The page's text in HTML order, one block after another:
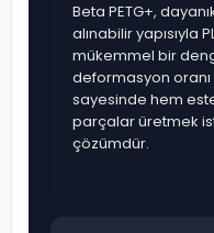
Beta PETG+,
alınabilir yapısıyla
mükemmel bir
deformasyon
sayesinde hem
parçalar üretmek
çözümdür.